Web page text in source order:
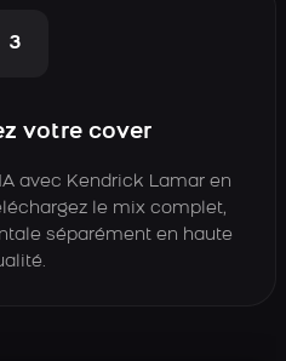
3
votre cover
avec Kendrick Lamar en
le mix complet,
séparément en haute